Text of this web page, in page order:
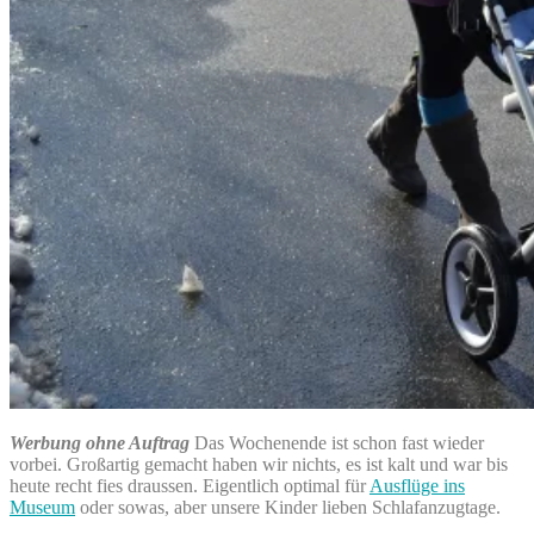
Werbung ohne Auftrag Das Wochenende ist schon fast wieder
vorbei. Großartig gemacht haben wir nichts, es ist kalt und war bis
heute recht fies draussen. Eigentlich optimal fürAusflüge ins
Museum oder sowas, aber unsere Kinder lieben Schlafanzugtage.